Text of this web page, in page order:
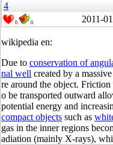
4
0 0 2011-
wikipedia en:
Due to conservation of
nal well created by a
re around the object.
o be transported outward
potential energy and
compact objects such as
gas in the inner regions
adiation (mainly X-rays),